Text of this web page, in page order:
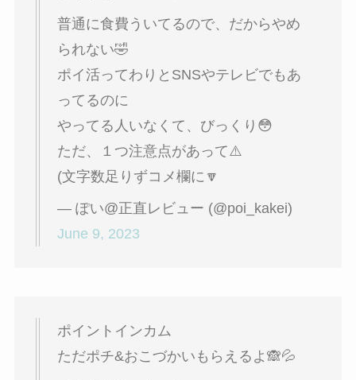
普通に食費ういてるので、だからやめ
られない🤣
ポイ活ってわりとSNSやテレビでもあ
ってるのに
やってる人いなくて、びっくり😳
ただ、１つ注意点があって⚠️
(文字数足りずコメ欄に🔽
— ぽい@正直レビュー (@poi_kakei)
June 9, 2023
ポイントインカム
ただポチ&おこづかいもらえるよ🙈💦